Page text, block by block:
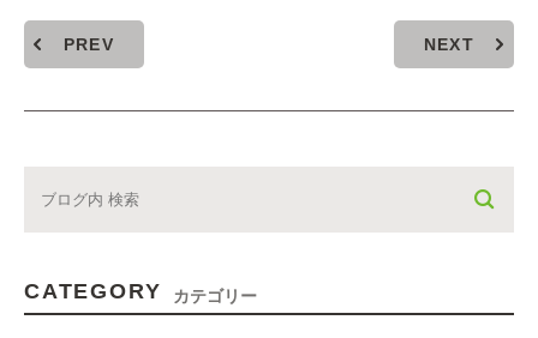
PREV NEXT
CATEGORY カテゴリー